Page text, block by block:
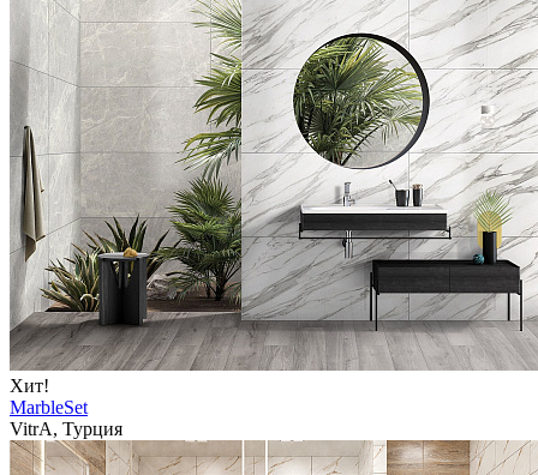
Хит!
MarbleSet
VitrA, Турция